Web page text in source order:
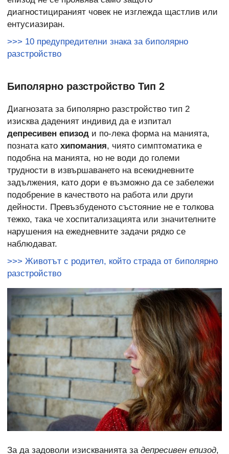
диагностицираният човек не изглежда щастлив или
ентусиазиран.
>>> 10 предупредителни знака за биполярно
разстройство
Биполярно разстройство Тип 2
Диагнозата за биполярно разстройство тип 2
изисква даденият индивид да е изпитал
депресивен епизод и по-лека форма на манията,
позната като хипомания, чиято симптоматика е
подобна на манията, но не води до големи
трудности в извършаването на всекидневните
задължения, като дори е възможно да се забележи
подобрение в качеството на работа или други
дейности. Превъзбуденото състояние не е толкова
тежко, така че хоспитализацията или значителните
нарушения на ежедневните задачи рядко се
наблюдават.
>>> Животът с родител, който страда от биполярно
разстройство
За да задоволи изискванията за депресивен епизод,